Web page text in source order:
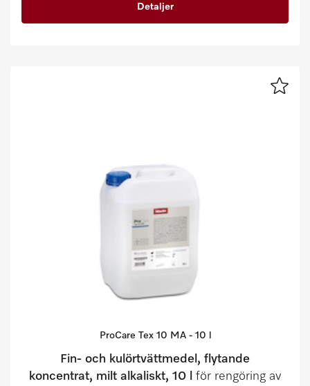
Detaljer
ProCare Tex 10 MA - 10 l
Fin- och kulörtvättmedel, flytande
koncentrat, milt alkaliskt, 10 l för rengöring av